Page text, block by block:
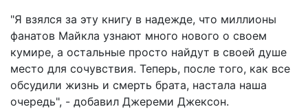
"Я взялся за эту книгу в надежде, что миллионы
фанатов Майкла узнают много нового о своем
кумире, а остальные просто найдут в своей душе
место для сочувствия. Теперь, после того, как все
обсудили жизнь и смерть брата, настала наша
очередь", - добавил Джереми Джексон.